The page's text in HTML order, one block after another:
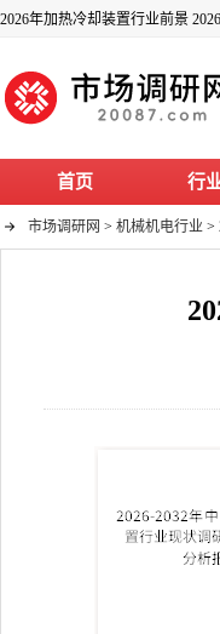
2026年加热冷却装置行业前景
首页 行
市场调研网 > 机械机电行业 >